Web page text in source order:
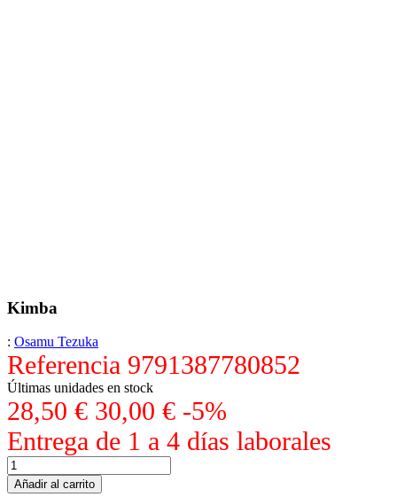
Kimba
: Osamu Tezuka
Referencia 9791387780852
Últimas unidades en stock
28,50 € 30,00 € -5%
Entrega de 1 a 4 días laborales
Añadir al carrito